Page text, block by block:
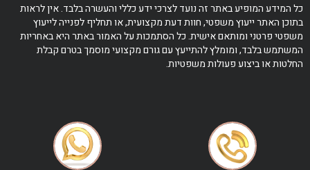
כל המידע המופיע באתר זה נועד לצרכי ידע כללי והעשרה בלבד. אין לראות
בתוכן האתר ייעוץ משפטי, חוות דעת מקצועית, או תחליף לפנייה לייעוץ
משפטי פרטני ומותאם אישית. כל הסתמכות על האמור באתר היא באחריות
המשתמש בלבד, ומומלץ להתייעץ עם גורם מקצועי מוסמך בטרם קבלת
החלטות או ביצוע פעולות משפטיות.